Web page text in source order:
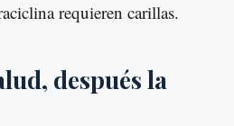
requieren carillas.
después la